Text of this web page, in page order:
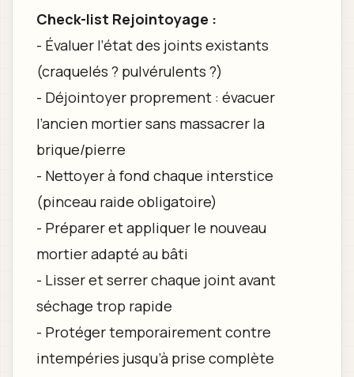
Check-list Rejointoyage :
- Évaluer l’état des joints existants
(craquelés ? pulvérulents ?)
- Déjointoyer proprement : évacuer
l’ancien mortier sans massacrer la
brique/pierre
- Nettoyer à fond chaque interstice
(pinceau raide obligatoire)
- Préparer et appliquer le nouveau
mortier adapté au bâti
- Lisser et serrer chaque joint avant
séchage trop rapide
- Protéger temporairement contre
intempéries jusqu’à prise complète